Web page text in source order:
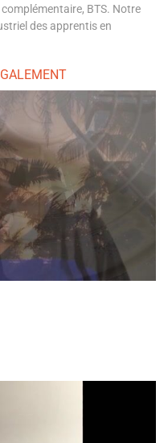
BTS. Notre
des apprentis en